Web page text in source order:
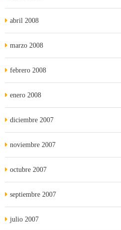
abril 2008
marzo 2008
febrero 2008
enero 2008
diciembre 2007
noviembre 2007
octubre 2007
septiembre 2007
julio 2007